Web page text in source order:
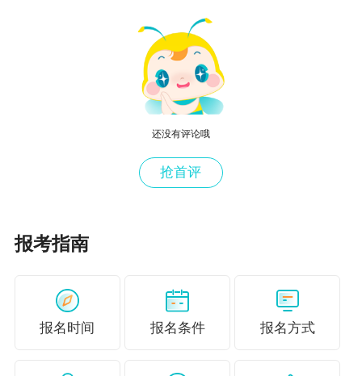
还没有评论哦
抢首评
报考指南
报名时间 报名条件 报名方式